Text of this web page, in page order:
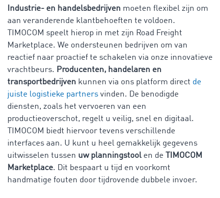
Industrie- en handelsbedrijven moeten flexibel zijn om
aan veranderende klantbehoeften te voldoen.
TIMOCOM speelt hierop in met zijn Road Freight
Marketplace. We ondersteunen bedrijven om van
reactief naar proactief te schakelen via onze innovatieve
vrachtbeurs. Producenten, handelaren en
transportbedrijven kunnen via ons platform direct de
juiste logistieke partners vinden. De benodigde
diensten, zoals het vervoeren van een
productieoverschot, regelt u veilig, snel en digitaal.
TIMOCOM biedt hiervoor tevens verschillende
interfaces aan. U kunt u heel gemakkelijk gegevens
uitwisselen tussen uw planningstoolen de
TIMOCOM
Marketplace. Dit bespaart u tijd en voorkomt
handmatige fouten door tijdrovende dubbele invoer.